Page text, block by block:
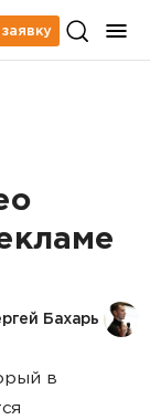
Бахарь
в